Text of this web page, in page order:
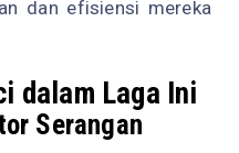
dan efisiensi mereka
dalam Laga Ini
Serangan